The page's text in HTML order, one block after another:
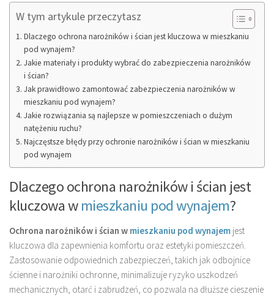
W tym artykule przeczytasz
Dlaczego ochrona narożników i ścian jest kluczowa w mieszkaniu
pod wynajem?
Jakie materiały i produkty wybrać do zabezpieczenia narożników
i ścian?
Jak prawidłowo zamontować zabezpieczenia narożników w
mieszkaniu pod wynajem?
Jakie rozwiązania są najlepsze w pomieszczeniach o dużym
natężeniu ruchu?
Najczęstsze błędy przy ochronie narożników i ścian w mieszkaniu
pod wynajem
Dlaczego ochrona narożników i ścian jest
kluczowa wmieszkaniu pod wynajem?
Ochrona narożników i ścian w mieszkaniu pod wynajem jest
kluczowa dla zapewnienia komfortu oraz estetyki pomieszczeń.
Zastosowanie odpowiednich zabezpieczeń, takich jak odbojnice
ścienne i narożniki ochronne, minimalizuje ryzyko uszkodzeń
mechanicznych, otarć i zabrudzeń, co pozwala na dłuższe cieszenie